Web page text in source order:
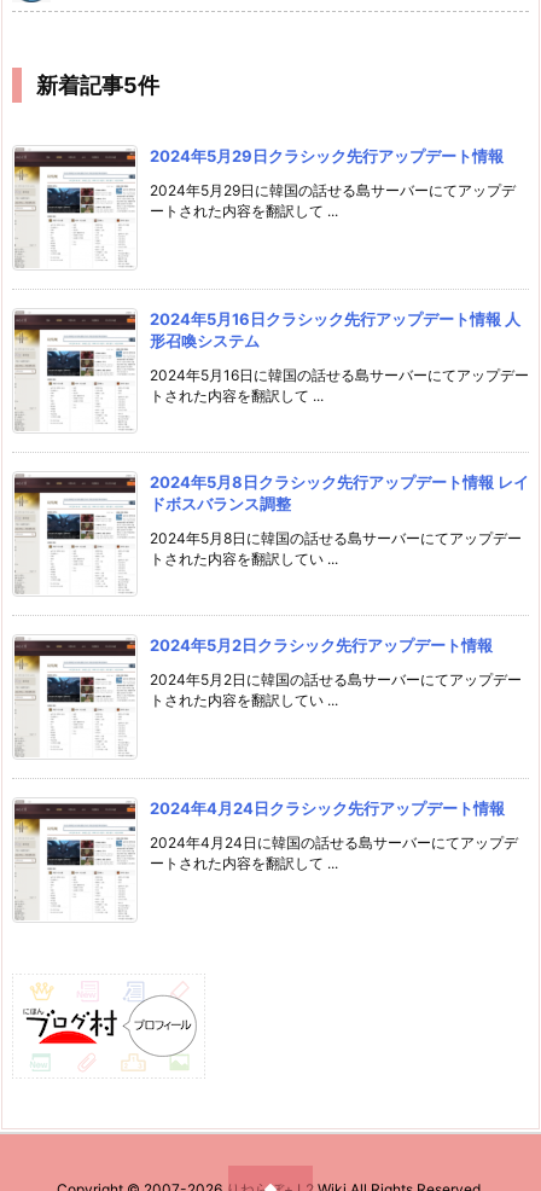
新着記事5件
2024年5月29日クラシック先行アップデート情報
2024年5月29日に韓国の話せる島サーバーにてアップデ
ートされた内容を翻訳して ...
2024年5月16日クラシック先行アップデート情報 人
形召喚システム
2024年5月16日に韓国の話せる島サーバーにてアップデー
トされた内容を翻訳して ...
2024年5月8日クラシック先行アップデート情報 レイ
ドボスバランス調整
2024年5月8日に韓国の話せる島サーバーにてアップデー
トされた内容を翻訳してい ...
2024年5月2日クラシック先行アップデート情報
2024年5月2日に韓国の話せる島サーバーにてアップデー
トされた内容を翻訳してい ...
2024年4月24日クラシック先行アップデート情報
2024年4月24日に韓国の話せる島サーバーにてアップデ
ートされた内容を翻訳して ...